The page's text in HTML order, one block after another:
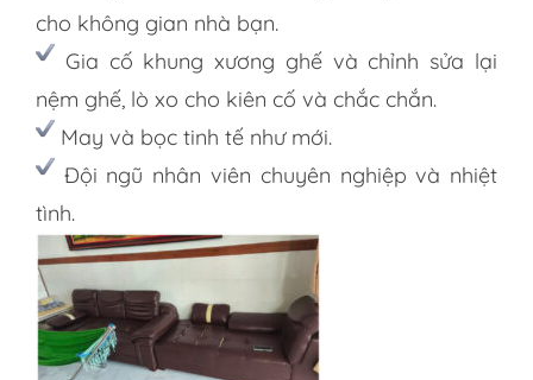
cho không gian nhà bạn.
Gia cố khung xương ghế và chỉnh sửa lại
nệm ghế, lò xo cho kiên cố và chắc chắn.
May và bọc tinh tế như mới.
Đội ngũ nhân viên chuyên nghiệp và nhiệt
tình.